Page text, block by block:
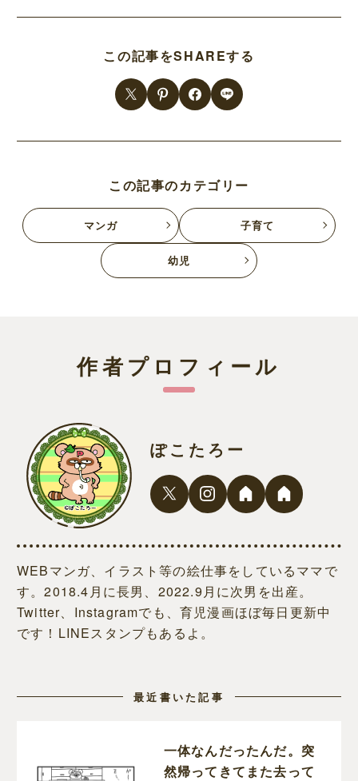
この記事をSHAREする
この記事のカテゴリー
マンガ 子育て
幼児
作者プロフィール
ぽこたろー
WEBマンガ、イラスト等の絵仕事をしているママで
す。2018.4月に長男、2022.9月に次男を出産。
Twitter、Instagramでも、育児漫画ほぼ毎日更新中
です！LINEスタンプもあるよ。
最近書いた記事
一体なんだったんだ。突
然帰ってきてまた去って